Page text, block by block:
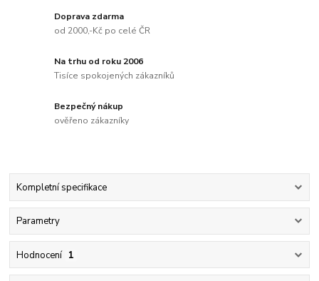
Doprava zdarma
od 2000,-Kč po celé ČR
Na trhu od roku 2006
Tisíce spokojených zákazníků
Bezpečný nákup
ověřeno zákazníky
Kompletní specifikace
Parametry
Hodnocení 1